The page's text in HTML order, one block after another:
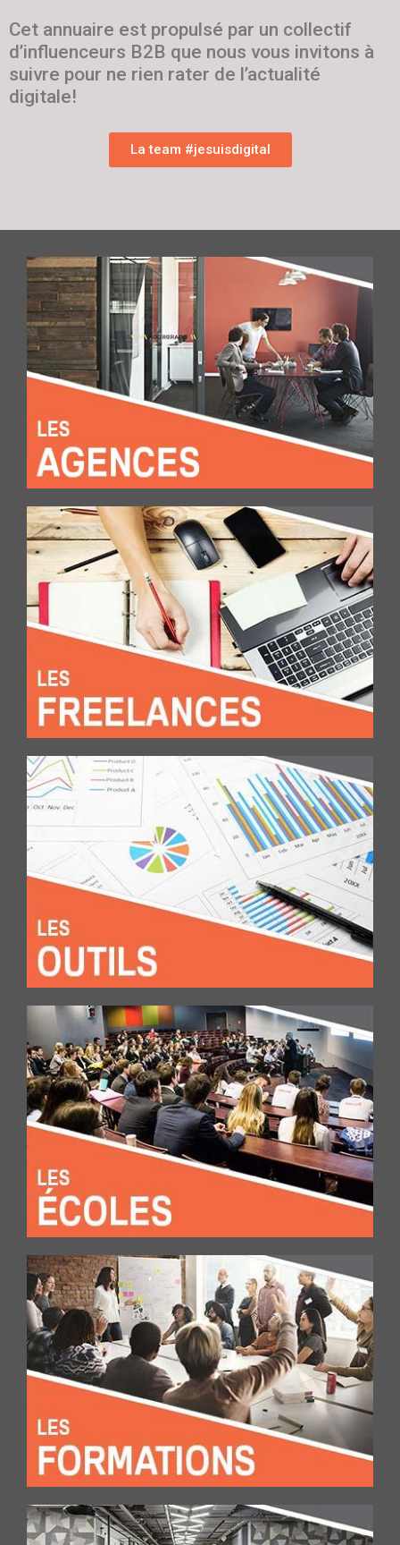
Cet annuaire est propulsé par un collectif
d’influenceurs B2B que nous vous invitons à
suivre pour ne rien rater de l’actualité
digitale!
La team #jesuisdigital